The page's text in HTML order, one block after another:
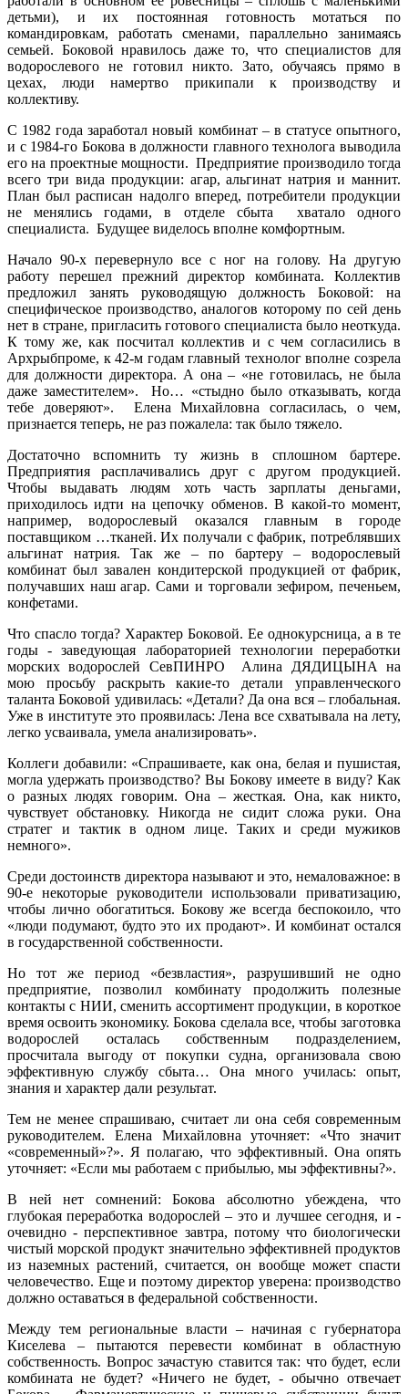
детьми), и их постоянная готовность мотаться по
командировкам, работать сменами, параллельно занимаясь
семьей. Боковой нравилось даже то, что специалистов для
водорослевого не готовил никто. Зато, обучаясь прямо в
цехах, люди намертво прикипали к производству и
коллективу.
С 1982 года заработал новый комбинат – в статусе опытного,
и с 1984-го Бокова в должности главного технолога выводила
его на проектные мощности. Предприятие производило тогда
всего три вида продукции: агар, альгинат натрия и маннит.
План был расписан надолго вперед, потребители продукции
не менялись годами, в отделе сбыта хватало одного
специалиста. Будущее виделось вполне комфортным.
Начало 90-х перевернуло все с ног на голову. На другую
работу перешел прежний директор комбината. Коллектив
предложил занять руководящую должность Боковой: на
специфическое производство, аналогов которому по сей день
нет в стране, пригласить готового специалиста было неоткуда.
К тому же, как посчитал коллектив и с чем согласились в
Архрыбпроме, к 42-м годам главный технолог вполне созрела
для должности директора. А она – «не готовилась, не была
даже заместителем». Но… «стыдно было отказывать, когда
тебе доверяют». Елена Михайловна согласилась, о чем,
признается теперь, не раз пожалела: так было тяжело.
Достаточно вспомнить ту жизнь в сплошном бартере.
Предприятия расплачивались друг с другом продукцией.
Чтобы выдавать людям хоть часть зарплаты деньгами,
приходилось идти на цепочку обменов. В какой-то момент,
например, водорослевый оказался главным в городе
поставщиком …тканей. Их получали с фабрик, потреблявших
альгинат натрия. Так же – по бартеру – водорослевый
комбинат был завален кондитерской продукцией от фабрик,
получавших наш агар. Сами и торговали зефиром, печеньем,
конфетами.
Что спасло тогда? Характер Боковой. Ее однокурсница, а в те
годы - заведующая лабораторией технологии переработки
морских водорослей СевПИНРО Алина ДЯДИЦЫНА на
мою просьбу раскрыть какие-то детали управленческого
таланта Боковой удивилась: «Детали? Да она вся – глобальная.
Уже в институте это проявилась: Лена все схватывала на лету,
легко усваивала, умела анализировать».
Коллеги добавили: «Спрашиваете, как она, белая и пушистая,
могла удержать производство? Вы Бокову имеете в виду? Как
о разных людях говорим. Она – жесткая. Она, как никто,
чувствует обстановку. Никогда не сидит сложа руки. Она
стратег и тактик в одном лице. Таких и среди мужиков
немного».
Среди достоинств директора называют и это, немаловажное: в
90-е некоторые руководители использовали приватизацию,
чтобы лично обогатиться. Бокову же всегда беспокоило, что
«люди подумают, будто это их продают». И комбинат остался
в государственной собственности.
Но тот же период «безвластия», разрушивший не одно
предприятие, позволил комбинату продолжить полезные
контакты с НИИ, сменить ассортимент продукции, в короткое
время освоить экономику. Бокова сделала все, чтобы заготовка
водорослей осталась собственным подразделением,
просчитала выгоду от покупки судна, организовала свою
эффективную службу сбыта… Она много училась: опыт,
знания и характер дали результат.
Тем не менее спрашиваю, считает ли она себя современным
руководителем. Елена Михайловна уточняет: «Что значит
«современный»?». Я полагаю, что эффективный. Она опять
уточняет: «Если мы работаем с прибылью, мы эффективны?».
В ней нет сомнений: Бокова абсолютно убеждена, что
глубокая переработка водорослей – это и лучшее сегодня, и -
очевидно - перспективное завтра, потому что биологически
чистый морской продукт значительно эффективней продуктов
из наземных растений, считается, он вообще может спасти
человечество. Еще и поэтому директор уверена: производство
должно оставаться в федеральной собственности.
Между тем региональные власти – начиная с губернатора
Киселева – пытаются перевести комбинат в областную
собственность. Вопрос зачастую ставится так: что будет, если
комбината не будет? «Ничего не будет, - обычно отвечает